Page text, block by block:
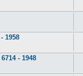
1958
- 1948